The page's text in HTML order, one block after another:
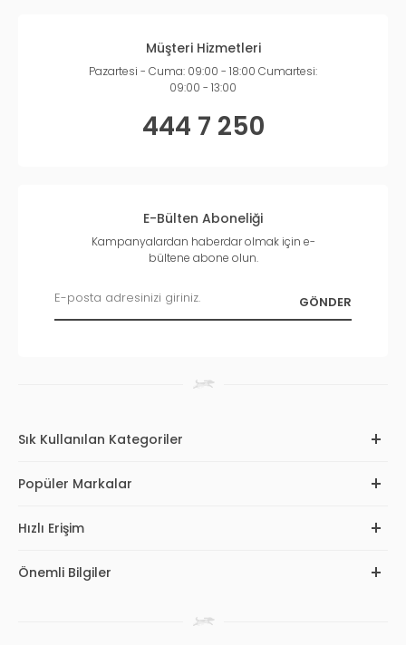
Müşteri Hizmetleri
Pazartesi - Cuma: 09:00 - 18:00 Cumartesi:
09:00 - 13:00
444 7 250
E-Bülten Aboneliği
Kampanyalardan haberdar olmak için e-
bültene abone olun.
Sık Kullanılan Kategoriler
Popüler Markalar
Hızlı Erişim
Önemli Bilgiler